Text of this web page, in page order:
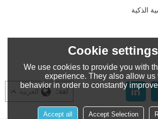
الذكية
لغة: العربية
Cookie settings
We use cookies to provide you with
experience. They also allow us
behavior in order to constantly
Accept Selection
Accept all